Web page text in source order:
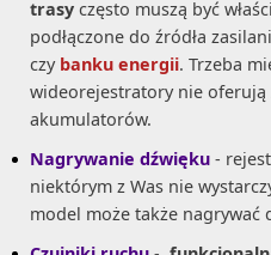
trasy często muszą być
podłączone do źródła
czy banku energii. Trzeba
wideorejestratory nie oferują
akumulatorów.
Nagrywanie dźwięku -
niektórym z Was nie
model może także nagrywać